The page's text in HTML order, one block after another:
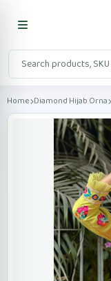
Home Diamond Hijab Orna